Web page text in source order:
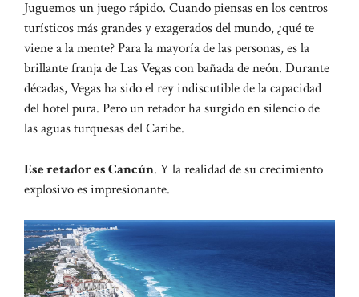
Juguemos un juego rápido. Cuando piensas en los centros
turísticos más grandes y exagerados del mundo, ¿qué te
viene a la mente? Para la mayoría de las personas, es la
brillante franja de Las Vegas con bañada de neón. Durante
décadas, Vegas ha sido el rey indiscutible de la capacidad
del hotel pura. Pero un retador ha surgido en silencio de
las aguas turquesas del Caribe.
Ese retador es Cancún. Y la realidad de su crecimiento
explosivo es impresionante.